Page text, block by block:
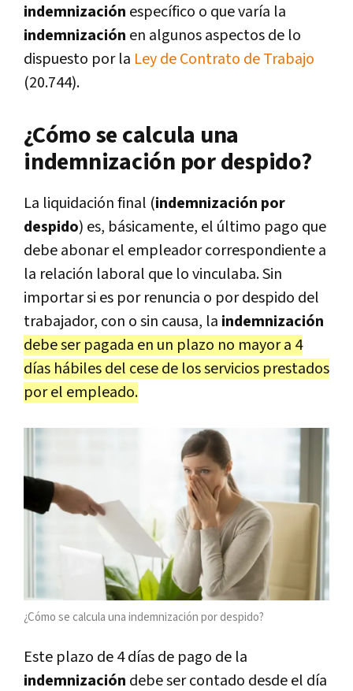
indemnización específico o que varía la
indemnización en algunos aspectos de lo
dispuesto por la Ley de Contrato de Trabajo
(20.744).
¿Cómo se calcula una
indemnización por despido?
La liquidación final (indemnización por
despido) es, básicamente, el último pago que
debe abonar el empleador correspondiente a
la relación laboral que lo vinculaba. Sin
importar si es por renuncia o por despido del
trabajador, con o sin causa, la indemnización
debe ser pagada en un plazo no mayor a 4
días hábiles del cese de los servicios prestados
por el empleado.
¿Cómo se calcula una indemnización por despido?
Este plazo de 4 días de pago de la
indemnización debe ser contado desde el día